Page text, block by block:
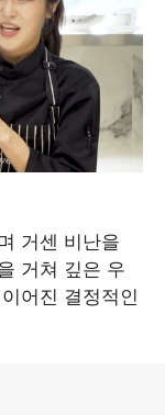
거센 비난을
거쳐 깊은 우
어진 결정적인